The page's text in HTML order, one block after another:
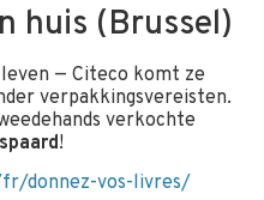
huis (Brussel)
— Citeco komt ze
verpakkingsvereisten.
verkochte
!
donnez-vos-livres/